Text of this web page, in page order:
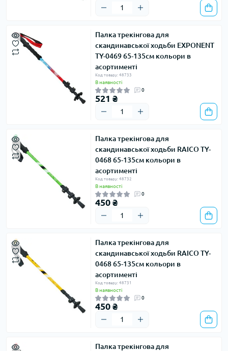
Палка трекінгова для
скандинавської ходьби EXPONENT
TY-0469 65-135см кольори в
асортименті
Код товару: 48733
В наявності
0
521 ₴
Палка трекінгова для
скандинавської ходьби RAICO TY-
0468 65-135см кольори в
асортименті
Код товару: 48732
В наявності
0
450 ₴
Палка трекінгова для
скандинавської ходьби RAICO TY-
0468 65-135см кольори в
асортименті
Код товару: 48731
В наявності
0
450 ₴
Палка трекінгова для